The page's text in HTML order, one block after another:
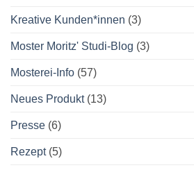
Kreative Kunden*innen (3)
Moster Moritz' Studi-Blog (3)
Mosterei-Info (57)
Neues Produkt(13)
Presse (6)
Rezept(5)